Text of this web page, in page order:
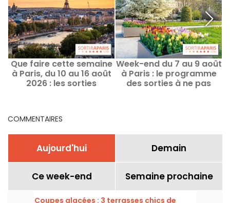
Que faire cette semaine
à Paris, du 10 au 16 août
2026 : les sorties
Week-end du 7 au 9 août
à Paris : le programme
des sorties à ne pas
COMMENTAIRES
Aujourd'hui Demain
Ce week-end Semaine prochaine
Coupes glacées : 3 terrasses chics de